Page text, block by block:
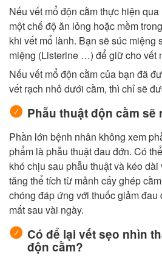
Nếu vết mổ độn cằm thực hiện
một chế độ ăn lỏng hoặc mềm
khi vết mổ lành. Bạn sẽ súc miệng
miệng (Listerine …) để giữ cho vết
Nếu vết mổ độn cằm của bạn đã
vết rạch nhỏ dưới cằm, thì chỉ sẽ
Phẫu thuật độn cằm sẽ
Phần lớn bệnh nhân không xem
phẩm là phẫu thuật đau đớn. Có
khó chịu sau phẫu thuật và kéo
tăng thể tích từ mảnh cấy ghép
chóng đáp ứng với thuốc giảm
mất sau vài ngày.
Có để lại vết sẹo nhìn
độn cằm?